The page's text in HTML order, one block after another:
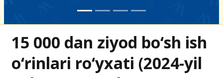
15 000 dan ziyod bo‘sh ish
o‘rinlari ro‘yxati (2024-yil